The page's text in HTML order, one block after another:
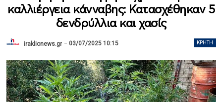
καλλιέργεια κάνναβης: Κατασχέθηκαν 5
δενδρύλλια και χασίς
ΚΡΉΤΗ
iraklionews.gr 03/07/2025 10:15